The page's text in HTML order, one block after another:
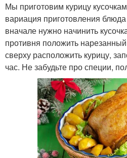
Мы приготовим курицу
вариация приготовления
вначале нужно начинить
противня положить
сверху расположить курицу,
час. Не забудьте про специи,